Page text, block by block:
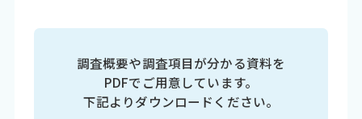
調査概要や調査項目が分かる資料を
PDFでご用意しています。
下記よりダウンロードください。